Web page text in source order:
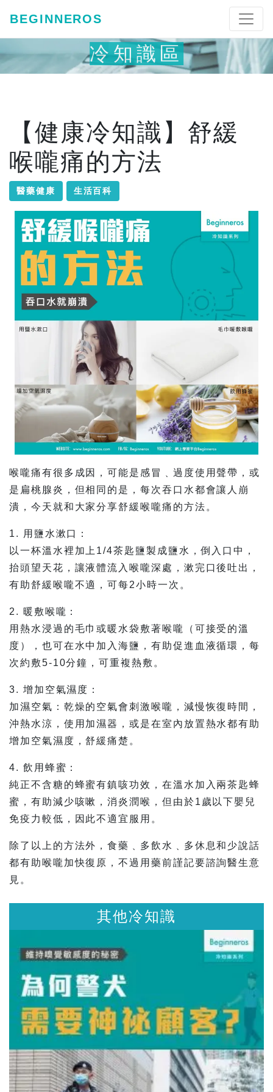
BEGINNEROS
冷知識區
【健康冷知識】舒緩
喉嚨痛的方法
醫藥健康 生活百科
喉嚨痛有很多成因，可能是感冒﹑過度使用聲帶，或
是扁桃腺炎，但相同的是，每次吞口水都會讓人崩
潰，今天就和大家分享舒緩喉嚨痛的方法。
1. 用鹽水漱口：
以一杯溫水裡加上1/4茶匙鹽製成鹽水，倒入口中，
抬頭望天花，讓液體流入喉嚨深處，漱完口後吐出，
有助舒緩喉嚨不適，可每2小時一次。
2. 暖敷喉嚨：
用熱水浸過的毛巾或暖水袋敷著喉嚨（可接受的溫
度），也可在水中加入海鹽，有助促進血液循環，每
次約敷5-10分鐘，可重複熱敷。
3. 增加空氣濕度：
加濕空氣：乾燥的空氣會刺激喉嚨，減慢恢復時間，
沖熱水涼，使用加濕器，或是在室內放置熱水都有助
增加空氣濕度，舒緩痛楚。
4. 飲用蜂蜜：
純正不含糖的蜂蜜有鎮咳功效，在溫水加入兩茶匙蜂
蜜，有助減少咳嗽，消炎潤喉，但由於1歲以下嬰兒
免疫力較低，因此不適宜服用。
除了以上的方法外，食藥﹑多飲水﹑多休息和少說話
都有助喉嚨加快復原，不過用藥前謹記要諮詢醫生意
見。